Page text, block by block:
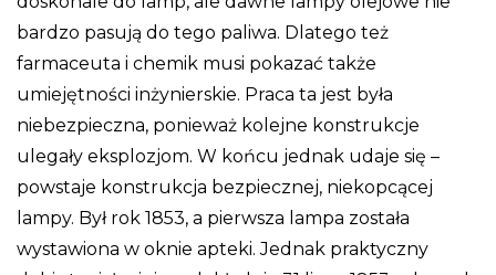
bardzo pasują do tego paliwa. Dlatego też
farmaceuta i chemik musi pokazać także
umiejętności inżynierskie. Praca ta jest była
niebezpieczna, ponieważ kolejne konstrukcje
ulegały eksplozjom. W końcu jednak udaje się –
powstaje konstrukcja bezpiecznej, niekopcącej
lampy. Był rok 1853, a pierwsza lampa została
wystawiona w oknie apteki. Jednak praktyczny